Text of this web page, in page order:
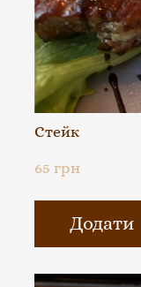
Стейк
65 грн
Додати